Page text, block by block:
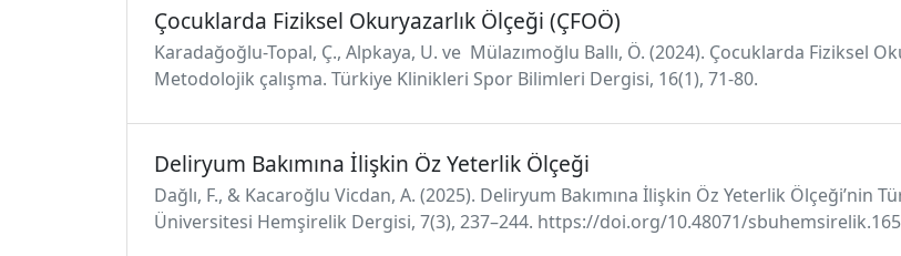
Çocuklarda Fiziksel Okuryazarlık Ölçeği (ÇFOÖ)
Karadağoğlu-Topal, Ç., Alpkaya, U. ve Mülazımoğlu Ballı, Ö. (2024). Çocuklarda Fiziksel
Metodolojik çalışma. Türkiye Klinikleri Spor Bilimleri Dergisi, 16(1), 71-80.
Deliryum Bakımına İlişkin Öz Yeterlik Ölçeği
Dağlı, F., & Kacaroğlu Vicdan, A. (2025). Deliryum Bakımına İlişkin Öz Yeterlik Ölçeği’nin
Üniversitesi Hemşirelik Dergisi, 7(3), 237–244. https://doi.org/10.48071/